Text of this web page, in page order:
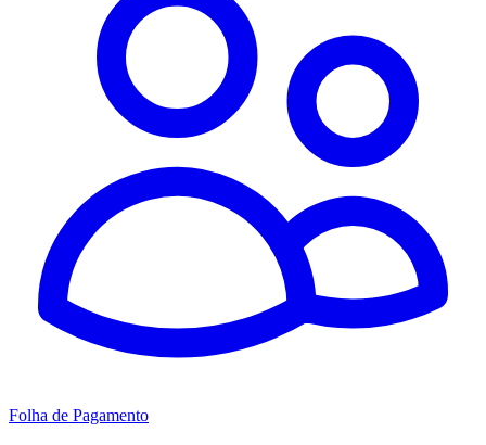
Folha de Pagamento